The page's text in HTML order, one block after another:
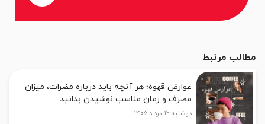
مطالب مرتبط
عوارض قهوه؛ هر آنچه باید درباره مضرات، میزان
مصرف و زمان مناسب نوشیدن بدانید
دوشنبه ۱۲ مرداد ۱۴۰۵